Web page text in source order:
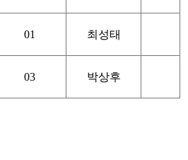
01 최성태
03 박상후